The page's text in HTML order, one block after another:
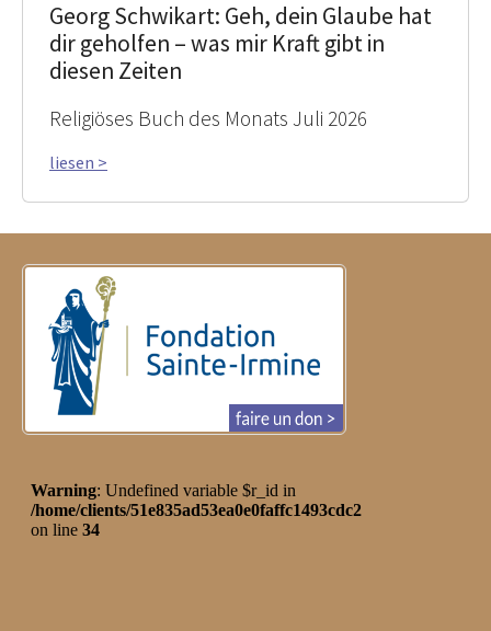
Georg Schwikart: Geh, dein Glaube hat
dir geholfen – was mir Kraft gibt in
diesen Zeiten
Religiöses Buch des Monats Juli 2026
liesen >